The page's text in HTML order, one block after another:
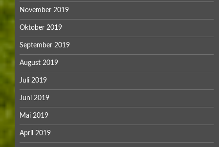
November 2019
Oktober 2019
September 2019
August 2019
Juli 2019
Juni 2019
Mai 2019
April 2019